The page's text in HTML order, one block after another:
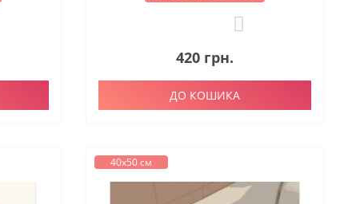
420 грн.
ДО КОШИКА
40х50 см